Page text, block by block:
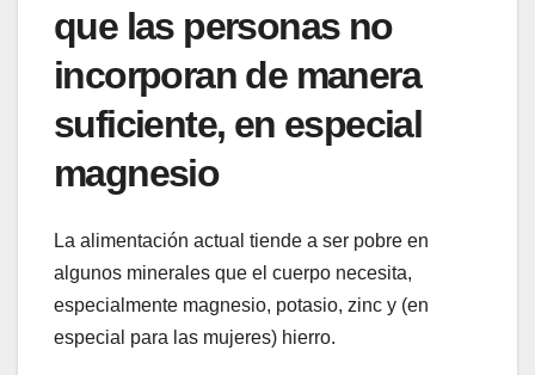
que las personas no
incorporan de manera
suficiente, en especial
magnesio
La alimentación actual tiende a ser pobre en
algunos minerales que el cuerpo necesita,
especialmente magnesio, potasio, zinc y (en
especial para las mujeres) hierro.